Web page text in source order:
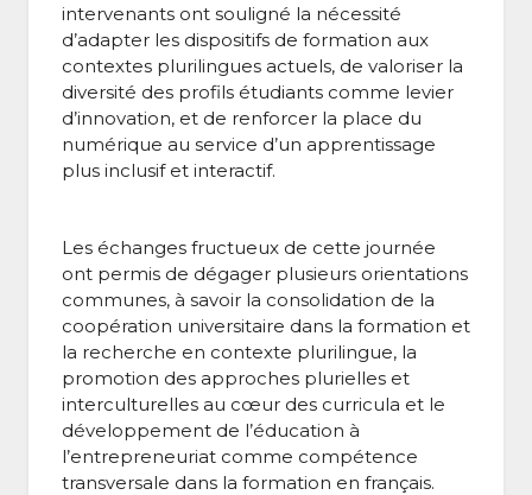
intervenants ont souligné la nécessité
d’adapter les dispositifs de formation aux
contextes plurilingues actuels, de valoriser la
diversité des profils étudiants comme levier
d’innovation, et de renforcer la place du
numérique au service d’un apprentissage
plus inclusif et interactif.
Les échanges fructueux de cette journée
ont permis de dégager plusieurs orientations
communes, à savoir la consolidation de la
coopération universitaire dans la formation et
la recherche en contexte plurilingue, la
promotion des approches plurielles et
interculturelles au cœur des curricula et le
développement de l’éducation à
l’entrepreneuriat comme compétence
transversale dans la formation en français.